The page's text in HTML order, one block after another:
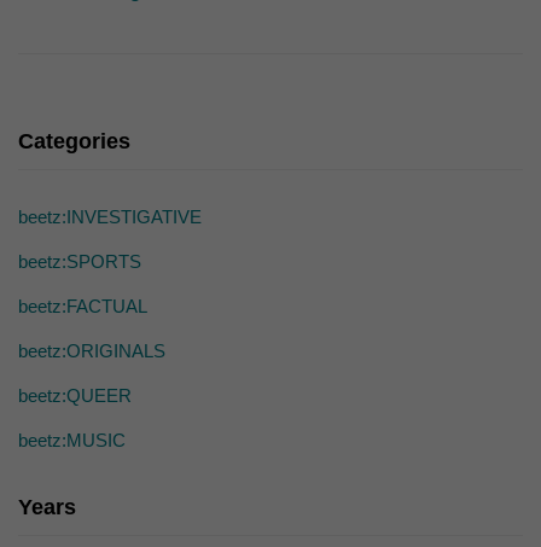
Categories
beetz:INVESTIGATIVE
beetz:SPORTS
beetz:FACTUAL
beetz:ORIGINALS
beetz:QUEER
beetz:MUSIC
Years